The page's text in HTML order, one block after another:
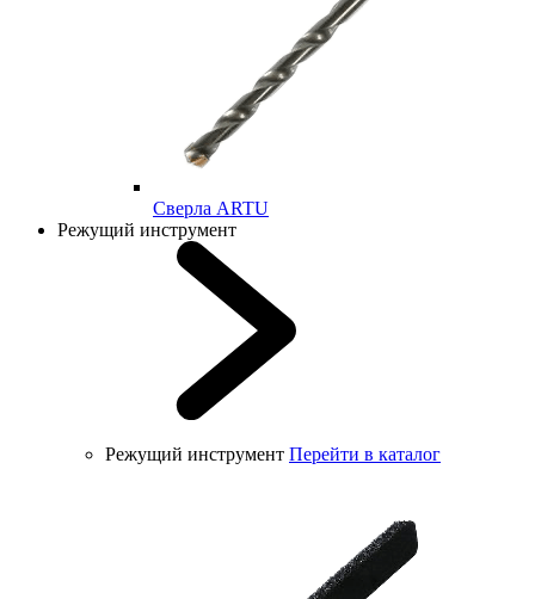
Cверла ARTU
Режущий инструмент
Режущий инструмент Перейти в каталог